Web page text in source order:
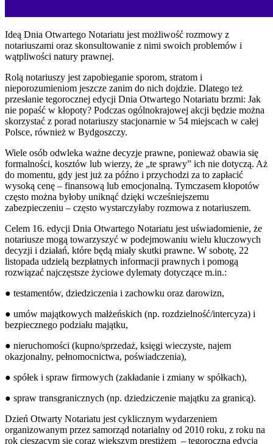
Ideą Dnia Otwartego Notariatu jest możliwość rozmowy z
notariuszami oraz skonsultowanie z nimi swoich problemów i
wątpliwości natury prawnej.
Rolą notariuszy jest zapobieganie sporom, stratom i
nieporozumieniom jeszcze zanim do nich dojdzie. Dlatego też
przesłanie tegorocznej edycji Dnia Otwartego Notariatu brzmi: Jak
nie popaść w kłopoty? Podczas ogólnokrajowej akcji będzie można
skorzystać z porad notariuszy stacjonarnie w 54 miejscach w całej
Polsce, również w Bydgoszczy.
Wiele osób odwleka ważne decyzje prawne, ponieważ obawia się
formalności, kosztów lub wierzy, że „te sprawy” ich nie dotyczą. Aż
do momentu, gdy jest już za późno i przychodzi za to zapłacić
wysoką cenę – finansową lub emocjonalną. Tymczasem kłopotów
często można byłoby uniknąć dzięki wcześniejszemu
zabezpieczeniu – często wystarczyłaby rozmowa z notariuszem.
Celem 16. edycji Dnia Otwartego Notariatu jest uświadomienie, że
notariusze mogą towarzyszyć w podejmowaniu wielu kluczowych
decyzji i działań, które będą miały skutki prawne. W sobotę, 22
listopada udzielą bezpłatnych informacji prawnych i pomogą
rozwiązać najczęstsze życiowe dylematy dotyczące m.in.:
● testamentów, dziedziczenia i zachowku oraz darowizn,
● umów majątkowych małżeńskich (np. rozdzielność/intercyza) i
bezpiecznego podziału majątku,
● nieruchomości (kupno/sprzedaż, księgi wieczyste, najem
okazjonalny, pełnomocnictwa, poświadczenia),
● spółek i spraw firmowych (zakładanie i zmiany w spółkach),
● spraw transgranicznych (np. dziedziczenie majątku za granicą).
Dzień Otwarty Notariatu jest cyklicznym wydarzeniem
organizowanym przez samorząd notarialny od 2010 roku, z roku na
rok cieszącym się coraz większym prestiżem – tegoroczna edycja